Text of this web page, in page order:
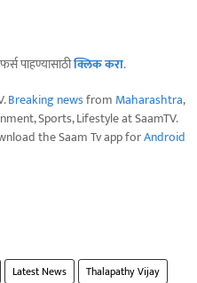
पाहण्यासाठीक्लिक करा.
Breaking newsfrom Maharashtra,
Sports, Lifestyle at SaamTV.
the Saam Tv app forAndroid
Latest News Thalapathy Vijay